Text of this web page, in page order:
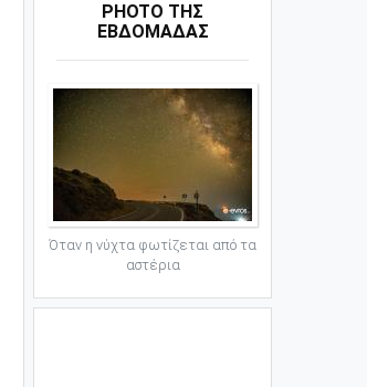
PHOTO ΤΗΣ
ΕΒΔΟΜΑΔΑΣ
Όταν η νύχτα φωτίζεται από τα
αστέρια